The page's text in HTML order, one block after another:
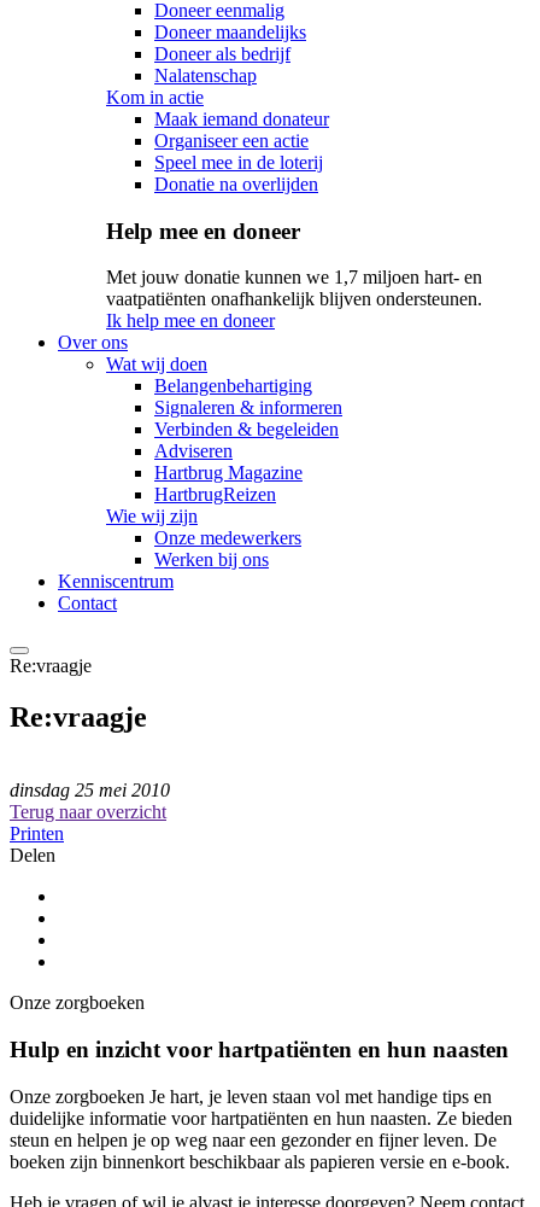
Doneer eenmalig
Doneer maandelijks
Doneer als bedrijf
Nalatenschap
Kom in actie
Maak iemand donateur
Organiseer een actie
Speel mee in de loterij
Donatie na overlijden
Help mee en doneer
Met jouw donatie kunnen we 1,7 miljoen hart- en
vaatpatiënten onafhankelijk blijven ondersteunen.
Ik help mee en doneer
Over ons
Wat wij doen
Belangenbehartiging
Signaleren & informeren
Verbinden & begeleiden
Adviseren
Hartbrug Magazine
HartbrugReizen
Wie wij zijn
Onze medewerkers
Werken bij ons
Kenniscentrum
Contact
Re:vraagje
Re:vraagje
dinsdag 25 mei 2010
Terug naar overzicht
Printen
Delen
Onze zorgboeken
Hulp en inzicht voor hartpatiënten en hun naasten
Onze zorgboeken Je hart, je leven staan vol met handige tips en
duidelijke informatie voor hartpatiënten en hun naasten. Ze bieden
steun en helpen je op weg naar een gezonder en fijner leven. De
boeken zijn binnenkort beschikbaar als papieren versie en e-book.
Heb je vragen of wil je alvast je interesse doorgeven? Neem contact